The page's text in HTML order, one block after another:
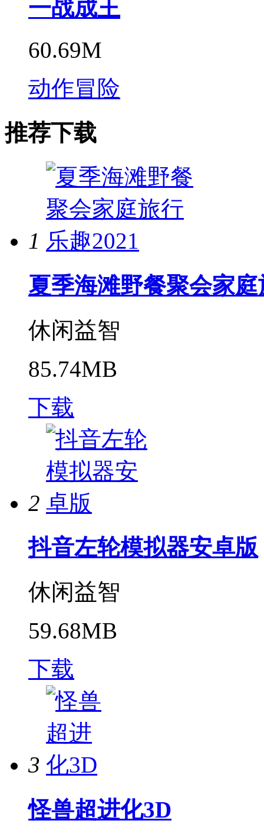
一战成王
60.69M
动作冒险
推荐下载
1
夏季海滩野餐聚会家庭
休闲益智
85.74MB
下载
2
抖音左轮模拟器安卓版
休闲益智
59.68MB
下载
3
怪兽超进化3D